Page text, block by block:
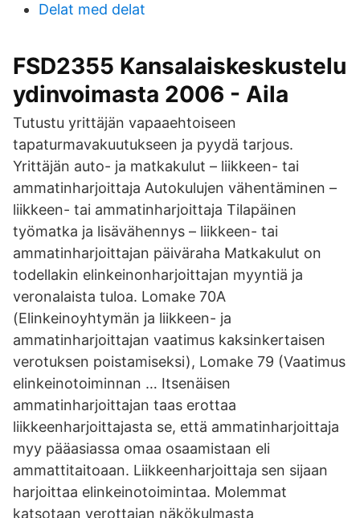
Delat med delat
FSD2355 Kansalaiskeskustelu
ydinvoimasta 2006 - Aila
Tutustu yrittäjän vapaaehtoiseen
tapaturmavakuutukseen ja pyydä tarjous.
Yrittäjän auto- ja matkakulut – liikkeen- tai
ammatinharjoittaja Autokulujen vähentäminen –
liikkeen- tai ammatinharjoittaja Tilapäinen
työmatka ja lisävähennys – liikkeen- tai
ammatinharjoittajan päiväraha Matkakulut on
todellakin elinkeinonharjoittajan myyntiä ja
veronalaista tuloa. Lomake 70A
(Elinkeinoyhtymän ja liikkeen- ja
ammatinharjoittajan vaatimus kaksinkertaisen
verotuksen poistamiseksi), Lomake 79 (Vaatimus
elinkeinotoiminnan … Itsenäisen
ammatinharjoittajan taas erottaa
liikkeenharjoittajasta se, että ammatinharjoittaja
myy pääasiassa omaa osaamistaan eli
ammattitaitoaan. Liikkeenharjoittaja sen sijaan
harjoittaa elinkeinotoimintaa. Molemmat
katsotaan verottajan näkökulmasta